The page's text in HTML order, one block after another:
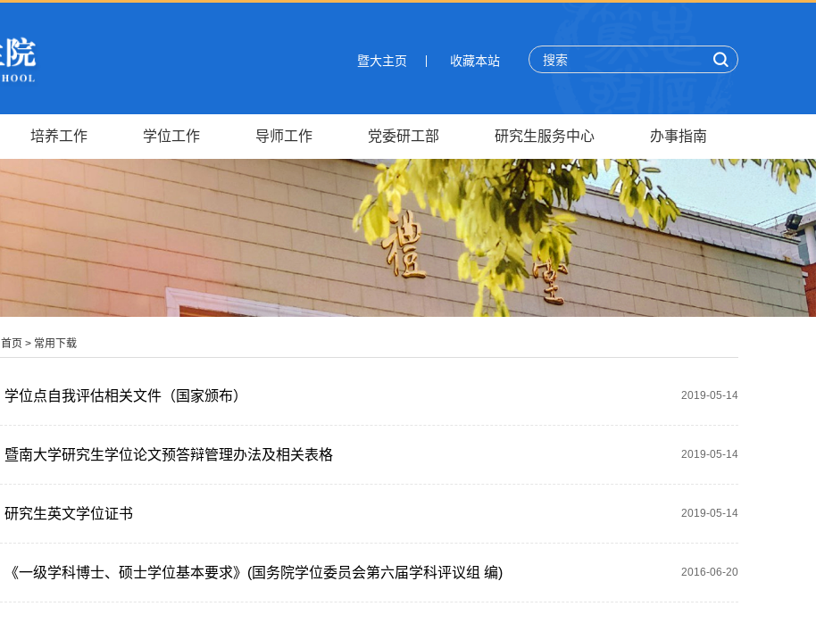
暨大主页 收藏本站
培养工作 学位工作 导师工作 党委研工部 研究生服务中心 办事指南
首页 > 常用下载
学位点自我评估相关文件（国家颁布） 2019-05-14
暨南大学研究生学位论文预答辩管理办法及相关表格 2019-05-14
研究生英文学位证书 2019-05-14
《一级学科博士、硕士学位基本要求》(国务院学位委员会第六届学科评议组 编) 2016-06-20